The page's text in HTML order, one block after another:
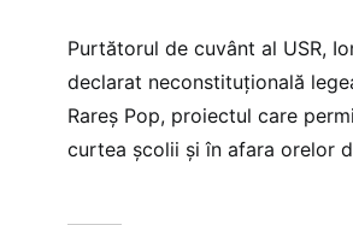
Purtătorul de cuvânt al USR,
declarat neconstituțională
Rareş Pop, proiectul care
curtea şcolii şi în afara orelor